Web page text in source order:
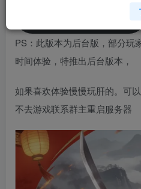
PS：此版本为后台版，部分玩
时间体验，特推出后台版本，
如果喜欢体验慢慢玩肝的。可
不去游戏联系群主重启服务器